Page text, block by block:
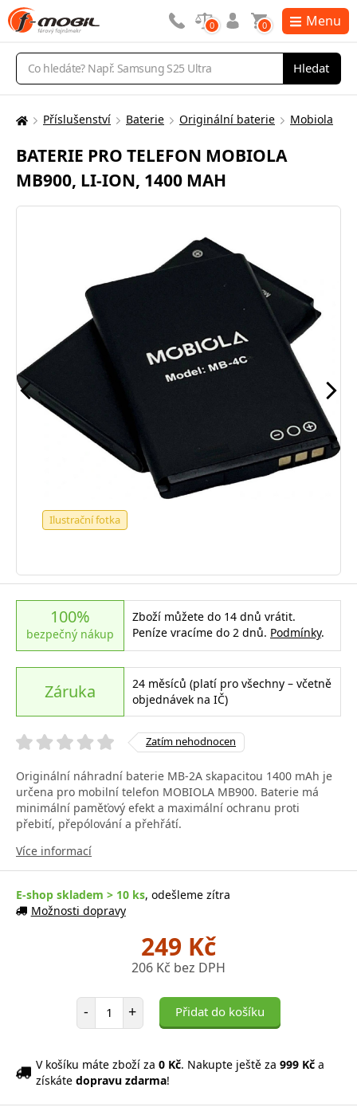
Vyhledávání
Hledat
0 0 Menu
Zde
nacházíte:
Příslušenství Baterie Originální baterie Mobiola
BATERIE PRO TELEFON MOBIOLA
MB900, LI-ION, 1400 MAH
Ilustrační fotka
100%
bezpečný nákup
Zboží můžete do 14 dnů vrátit.
Peníze vracíme do 2 dnů. Podmínky.
Záruka
24 měsíců (platí pro všechny – včetně
objednávek na IČ)
Zatím nehodnocen
Originální náhradní baterie MB-2A skapacitou 1400 mAh je
určena pro mobilní telefon MOBIOLA MB900. Baterie má
minimální paměťový efekt a maximální ochranu proti
přebití, přepólování a přehřátí.
Více informací
E-shop skladem > 10 ks, odešleme zítra
Možnosti dopravy
249 Kč
206 Kč bez DPH
- Počet položek
+ Přidat do košíku
V košíku máte zboží za 0 Kč. Nakupte ještě za 999 Kč a
získáte dopravu zdarma!